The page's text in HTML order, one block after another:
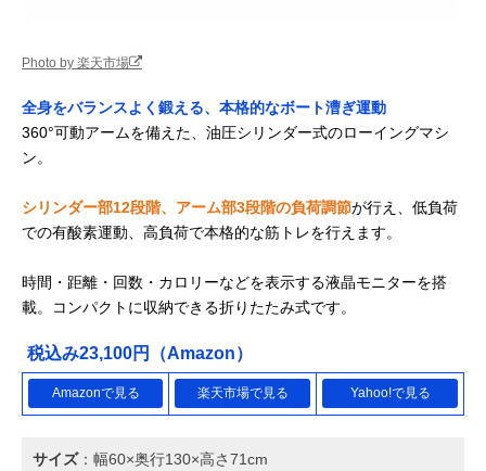
Photo by 楽天市場
全身をバランスよく鍛える、本格的なボート漕ぎ運動
360°可動アームを備えた、油圧シリンダー式のローイングマシ
ン。
シリンダー部12段階、アーム部3段階の負荷調節が行え、低負荷
での有酸素運動、高負荷で本格的な筋トレを行えます。
時間・距離・回数・カロリーなどを表示する液晶モニターを搭
載。コンパクトに収納できる折りたたみ式です。
税込み23,100円（Amazon）
Amazonで見る 楽天市場で見る Yahoo!で見る
サイズ：幅60×奥行130×高さ71cm